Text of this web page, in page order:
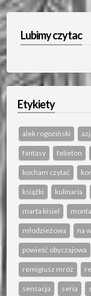
Lubimy czytac
Etykiety
alek rogoziński
fantasy felieton
kocham czytać
książki kulinaria
marta kisiel
młodzieżowa na
powieść obyczajowa
remigiusz mróz
sensacja seria